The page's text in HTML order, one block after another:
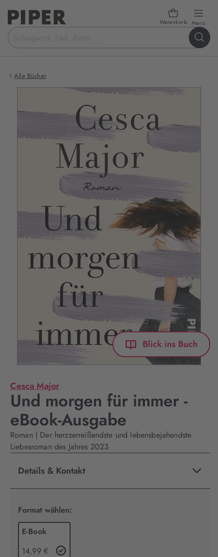
Warenkorb Menü
Suchbegriff
eingeben
Alle Bücher
Blick ins Buch
Cesca Major
Und morgen für immer -
eBook-Ausgabe
Roman | Der herzzerreißendste und lebensbejahendste
Liebesroman des Jahres 2023
Details & Kontakt
Format wählen:
E-Book
14,99 €